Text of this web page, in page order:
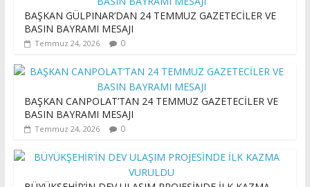
BAŞKAN GÜLPINAR’DAN 24 TEMMUZ GAZETECİLER VE
BASIN BAYRAMI MESAJI
Temmuz 24, 2026 0
BAŞKAN CANPOLAT’TAN 24 TEMMUZ GAZETECİLER VE
BASIN BAYRAMI MESAJI
Temmuz 24, 2026 0